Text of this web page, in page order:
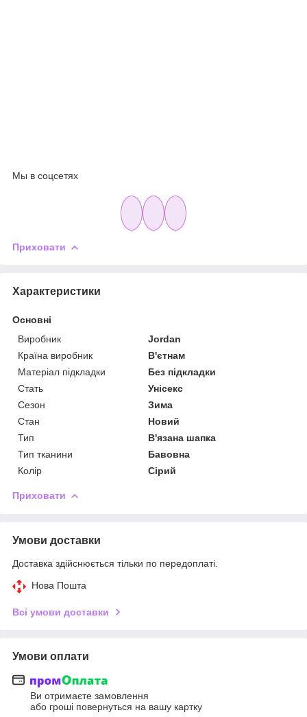
Мы в соцсетях
Приховати
Характеристики
Основні
Виробник
Jordan
Країна виробник
В'єтнам
Матеріал підкладки
Без підкладки
Стать
Унісекс
Сезон
Зима
Стан
Новий
Тип
В'язана шапка
Тип тканини
Бавовна
Колір
Сірий
Приховати
Умови доставки
Доставка здійснюється тільки по передоплаті.
Нова Пошта
Всі умови доставки
Умови оплати
Ви отримаєте замовлення
або гроші повернуться на вашу картку